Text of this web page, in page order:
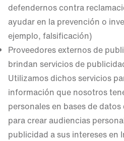
defendernos contra
ayudar en la prevención o
ejemplo, falsificación)
Proveedores externos de
brindan servicios de
Utilizamos dichos servicios
información que nosotros
personales en bases de
para crear audiencias
publicidad a sus intereses en